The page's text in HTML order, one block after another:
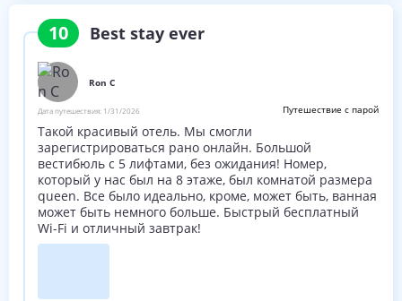
10 Best stay ever
Ron C
Дата путешествия: 1/31/2026 Путешествие с парой
Такой красивый отель. Мы смогли
зарегистрироваться рано онлайн. Большой
вестибюль с 5 лифтами, без ожидания! Номер,
который у нас был на 8 этаже, был комнатой размера
queen. Все было идеально, кроме, может быть, ванная
может быть немного больше. Быстрый бесплатный
Wi-Fi и отличный завтрак!